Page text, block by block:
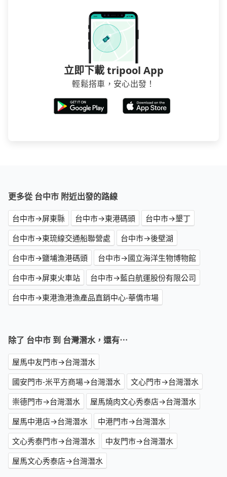
立即下載 tripool App
輕鬆搭車，安心出發！
更多從 台中市 附近出發的路線
台中市→屏東縣 台中市→東港碼頭
台中市→墾丁
台中市→東琉線交通船聯營處
台中市→後壁湖
台中市→鹽埔漁港碼頭
台中市→國立海洋生物博物館
台中市→屏東火車站
台中市→藍白航運股份有限公司
台中市→東港漁港漁產品直銷中心-華僑市場
除了 台中市 到 台灣潛水，還有⋯
屋馬中友門市→台灣潛水
國安門市-米平方商場→台灣潛水
文心門市→台灣潛水
崇德門市→台灣潛水
屋馬燒肉文心秀泰店→台灣潛水
屋馬中港店→台灣潛水
中港門市→台灣潛水
文心秀泰門市→台灣潛水
中友門市→台灣潛水
屋馬文心秀泰店→台灣潛水